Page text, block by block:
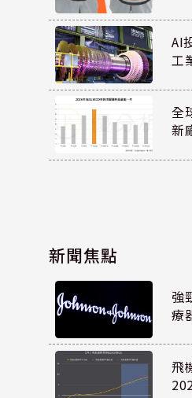
AI
工
全
新
新聞焦點
強
療
飛